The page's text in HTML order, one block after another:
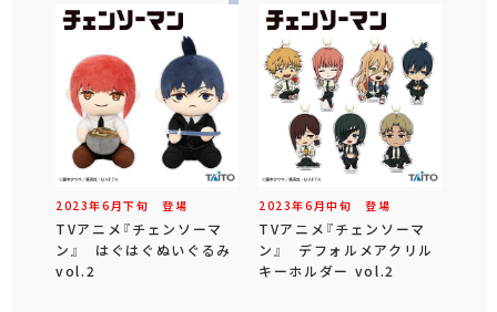
2023年6 月下旬 登場
TVアニメ『チェンソーマ
ン』 はぐはぐぬいぐるみ
vol.2
2023年6 月中旬 登場
TVアニメ『チェンソーマ
ン』 デフォルメアクリル
キーホルダー vol.2